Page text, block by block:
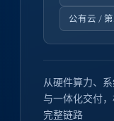
公有云 /
从硬件算力、
与一体化交付
完整链路